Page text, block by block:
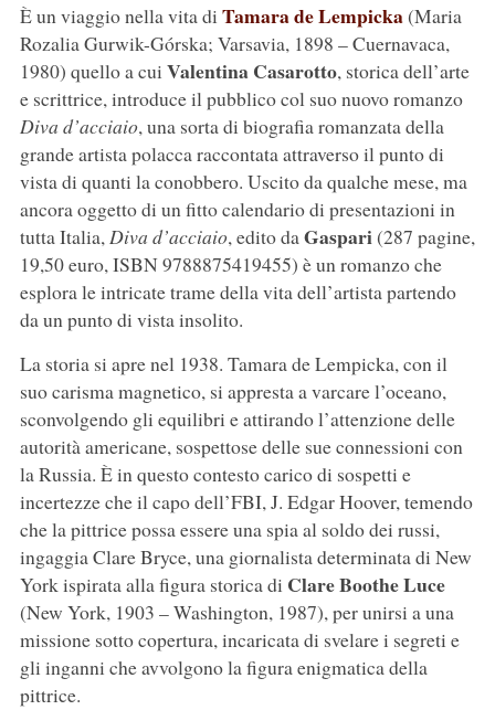
È un viaggio nella vita di Tamara de Lempicka(Maria
Rozalia Gurwik-Górska; Varsavia, 1898 – Cuernavaca,
1980) quello a cui Valentina Casarotto, storica dell’arte
e scrittrice, introduce il pubblico col suo nuovo romanzo
Diva d’acciaio, una sorta di biografia romanzata della
grande artista polacca raccontata attraverso il punto di
vista di quanti la conobbero. Uscito da qualche mese, ma
ancora oggetto di un fitto calendario di presentazioni in
tutta Italia,Diva d’acciaio,edito daGaspari(287 pagine,
19,50 euro, ISBN 9788875419455) è un romanzo che
esplora le intricate trame della vita dell’artista partendo
da un punto di vista insolito.
La storia si apre nel 1938. Tamara de Lempicka, con il
suo carisma magnetico, si appresta a varcare l’oceano,
sconvolgendo gli equilibri e attirando l’attenzione delle
autorità americane, sospettose delle sue connessioni con
la Russia. È in questo contesto carico di sospetti e
incertezze che il capo dell’FBI, J. Edgar Hoover, temendo
che la pittrice possa essere una spia al soldo dei russi,
ingaggia Clare Bryce, una giornalista determinata di New
York ispirata alla figura storica di Clare Boothe Luce
(New York, 1903 – Washington, 1987), per unirsi a una
missione sotto copertura, incaricata di svelare i segreti e
gli inganni che avvolgono la figura enigmatica della
pittrice.